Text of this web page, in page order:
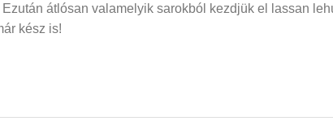
átlósan valamelyik sarokból kezdjük el lassan
kész is!